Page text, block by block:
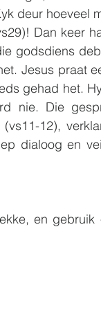
deur hoeveel
Dan keer
godsdiens
Jesus praat
gehad het.
nie. Die
12),
dialoog en
en